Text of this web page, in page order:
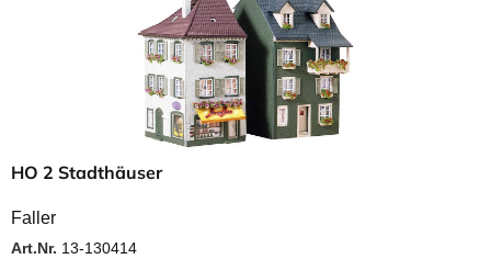
HO 2 Stadthäuser
Faller
Art.Nr. 13-130414